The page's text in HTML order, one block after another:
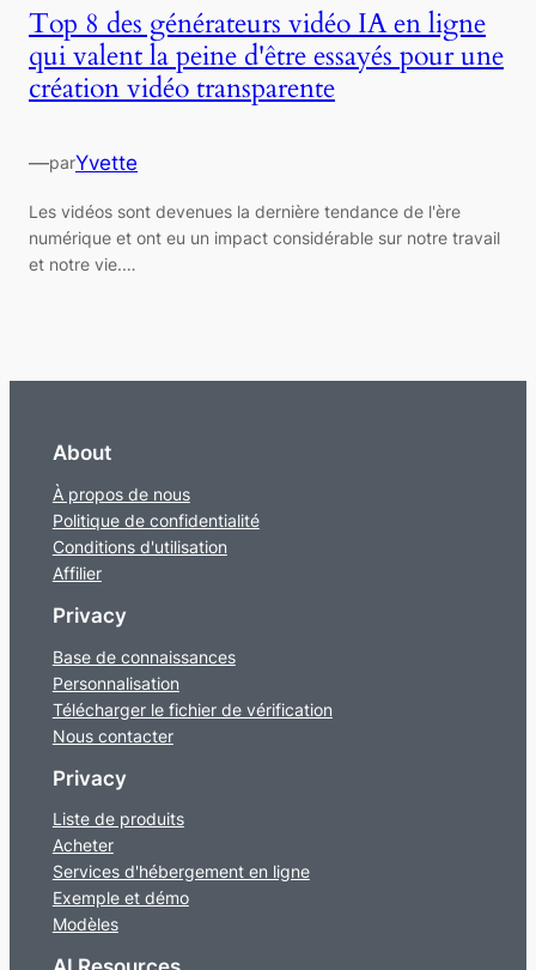
Top 8 des générateurs vidéo IA en ligne
qui valent la peine d'être essayés pour une
création vidéo transparente
—parYvette
Les vidéos sont devenues la dernière tendance de l'ère
numérique et ont eu un impact considérable sur notre travail
et notre vie.…
About
À propos de nous
Politique de confidentialité
Conditions d'utilisation
Affilier
Privacy
Base de connaissances
Personnalisation
Télécharger le fichier de vérification
Nous contacter
Privacy
Liste de produits
Acheter
Services d'hébergement en ligne
Exemple et démo
Modèles